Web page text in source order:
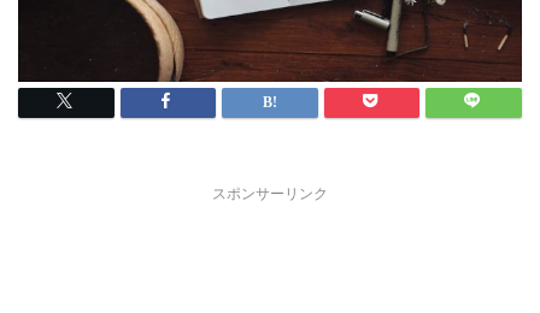
スポンサーリンク